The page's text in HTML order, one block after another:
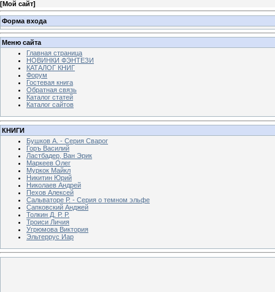
[Мой сайт]
Форма входа
Меню сайта
Главная страница
НОВИНКИ ФЭНТЕЗИ
КАТАЛОГ КНИГ
Форум
Гостевая книга
Обратная связь
Каталог статей
Каталог сайтов
КНИГИ
Бушков А. - Серия Сварог
Горъ Василий
Ластбадер, Ван Эрик
Маркеев Олег
Муркок Майкл
Никитин Юрий
Николаев Андрей
Пехов Алексей
Сальваторе Р. - Серия о темном эльфе
Сапковский Анджей
Толкин Д. Р. Р.
Троиси Личия
Угрюмова Виктория
Эльтеррус Иар